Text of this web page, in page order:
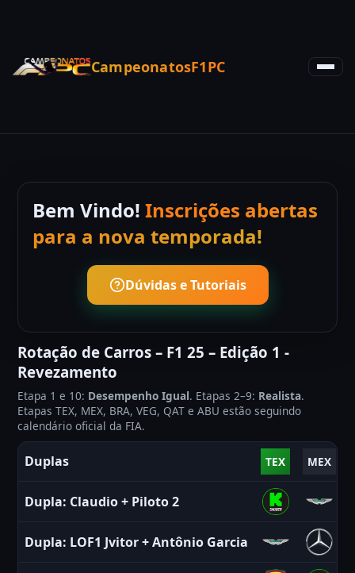
CampeonatosF1PC
Bem Vindo! Inscrições abertas
para a nova temporada!
Dúvidas e Tutoriais
Rotação de Carros – F1 25 – Edição 1 -
Revezamento
Etapa 1 e 10: Desempenho Igual. Etapas 2–9: Realista.
Etapas TEX, MEX, BRA, VEG, QAT e ABU estão seguindo
calendário oficial da FIA.
Duplas TEX MEX
Dupla: Claudio+ Piloto 2
Dupla: LOF1 Jvitor+Antônio Garcia